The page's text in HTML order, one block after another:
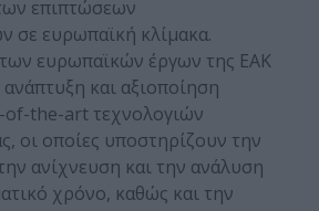
επιπτώσεων
σε ευρωπαϊκή κλίμακα.
ευρωπαϊκών έργων της ΕΑΚ
και αξιοποίηση
the-art τεχνολογιών
οι οποίες υποστηρίζουν την
ανίχνευση και την ανάλυση
χρόνο, καθώς και την